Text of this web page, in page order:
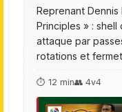
Reprenant
Principles » :
attaque par
rotations et
⏱ 12 min👥 4v4